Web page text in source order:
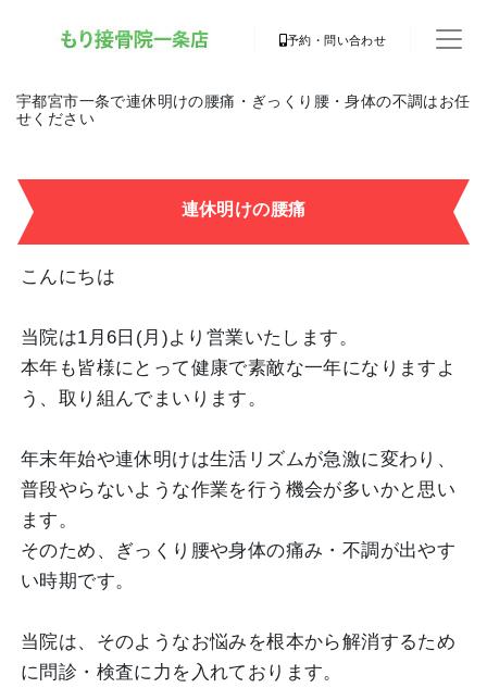
予約・問い合わせ
宇都宮市一条で連休明けの腰痛・ぎっくり腰・身体の不調はお任
せください
連休明けの腰痛
こんにちは
当院は1月6日(月)より営業いたします。
本年も皆様にとって健康で素敵な一年になりますよ
う、取り組んでまいります。
年末年始や連休明けは生活リズムが急激に変わり、
普段やらないような作業を行う機会が多いかと思い
ます。
そのため、ぎっくり腰や身体の痛み・不調が出やす
い時期です。
当院は、そのようなお悩みを根本から解消するため
に問診・検査に力を入れております。